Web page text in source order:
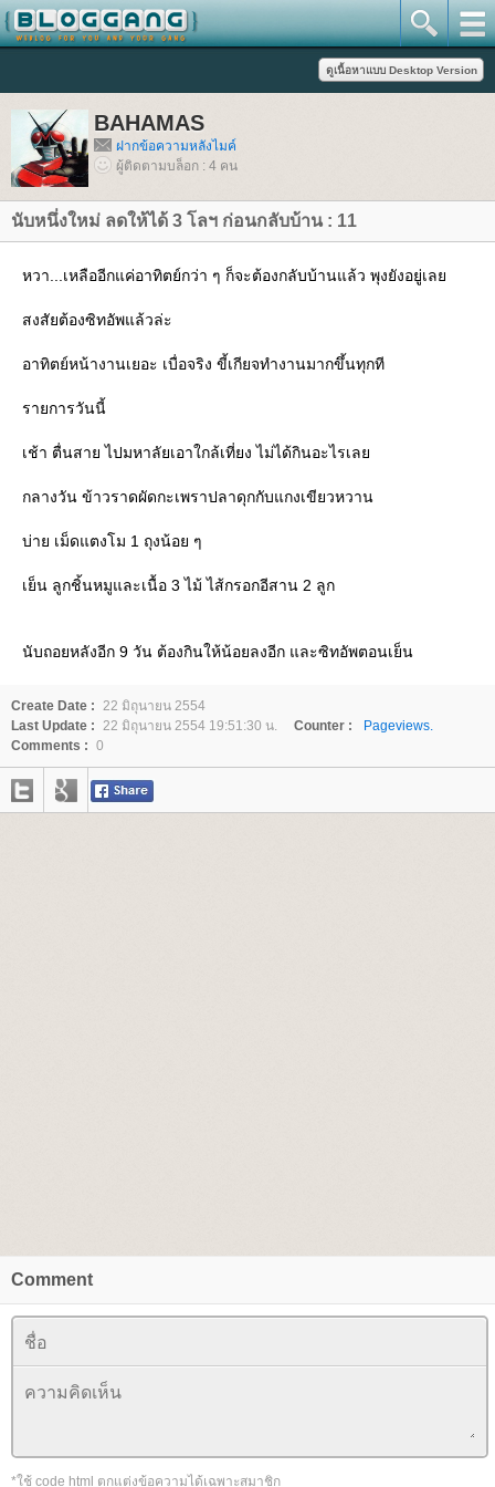
BAHAMAS
ฝากข้อความหลังไมค์
ผู้ติดตามบล็อก : 4 คน
นับหนึ่งใหม่ ลดให้ได้ 3 โลฯ ก่อนกลับบ้าน : 11
หวา...เหลืออีกแค่อาทิตย์กว่า ๆ ก็จะต้องกลับบ้านแล้ว พุงยังอยู่เล
สงสัยต้องซิทอัพแล้วล่ะ
อาทิตย์หน้างานเยอะ เบื่อจริง ขี้เกียจทำงานมากขึ้นทุกที
รายการวันนี้
เช้า ตื่นสาย ไปมหาลัยเอาใกล้เที่ยง ไม่ได้กินอะไรเล
กลางวัน ข้าวราดผัดกะเพราปลาดุกกับแกงเขียวหวาน
บ่าย เม็ดแตงโม 1 ถุงน้อย ๆ
เย็น ลูกชิ้นหมูและเนื้อ 3 ไม้ ไส้กรอกอีสาน 2 ลูก
นับถอยหลังอีก 9 วัน ต้องกินให้น้อยลงอีก และซิทอัพตอนเย็น
Create Date : 22 มิถุนายน 2554
Last Update : 22 มิถุนายน 2554 19:51:30 น. Counter :
Pageviews.
Comments : 0
Comment
*ใช้ code html ตกแต่งข้อความได้เฉพาะสมาชิก